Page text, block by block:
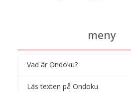
meny
Vad är Ondoku?
Läs texten på Ondoku